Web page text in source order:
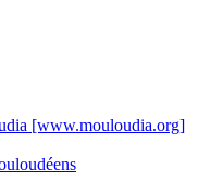
[www.mouloudia.org]